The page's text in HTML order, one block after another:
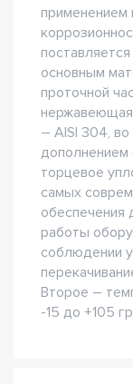
применением
основным
проточной
– AISI 304,
дополнением
торцевое
самых
обеспечения
работы
соблюдении
Второе –
-15 до +105